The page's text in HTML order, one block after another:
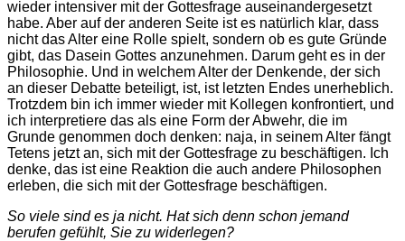
wieder intensiver mit der Gottesfrage auseinandergesetzt
habe. Aber auf der anderen Seite ist es natürlich klar, dass
nicht das Alter eine Rolle spielt, sondern ob es gute Gründe
gibt, das Dasein Gottes anzunehmen. Darum geht es in der
Philosophie. Und in welchem Alter der Denkende, der sich
an dieser Debatte beteiligt, ist, ist letzten Endes unerheblich.
Trotzdem bin ich immer wieder mit Kollegen konfrontiert, und
ich interpretiere das als eine Form der Abwehr, die im
Grunde genommen doch denken: naja, in seinem Alter fängt
Tetens jetzt an, sich mit der Gottesfrage zu beschäftigen. Ich
denke, das ist eine Reaktion die auch andere Philosophen
erleben, die sich mit der Gottesfrage beschäftigen.
So viele sind es ja nicht. Hat sich denn schon jemand
berufen gefühlt, Sie zu widerlegen?